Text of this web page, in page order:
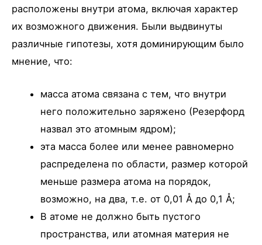
расположены внутри атома, включая характер
их возможного движения. Были выдвинуты
различные гипотезы, хотя доминирующим было
мнение, что:
масса атома связана с тем, что внутри
него положительно заряжено (Резерфорд
назвал это атомным ядром);
эта масса более или менее равномерно
распределена по области, размер которой
меньше размера атома на порядок,
возможно, на два, т.е. от 0,01 Å до 0,1 Å;
В атоме не должно быть пустого
пространства, или атомная материя не